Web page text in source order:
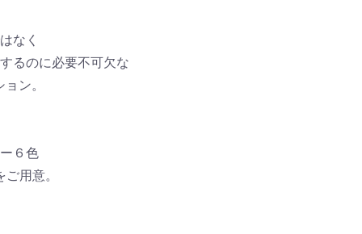
なく
るのに必要不可欠な
ン。
６色
用意。